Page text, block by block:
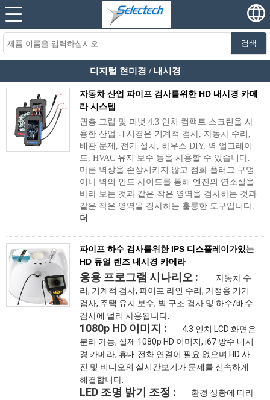
검색
디지털 현미경 / 내시경
자동차 산업 파이프 검사를위한 HD 내시경 카메
라 시스템
권총 그립 및 피벗 4.3 인치 컴팩트 스크린을 사
용한 산업 내시경은 기계적 검사, 자동차 수리,
배관 문제, 전기 설치, 하우스 DIY, 벽 업그레이
드, HVAC 유지 보수 등을 사용할 수 있습니다.
마른 벽상을 손상시키지 않고 점화 플러그 구멍
이나 벽의 인드 사이드를 통해 엔진의 연소실을
바라 보는 것과 같은 작은 영역을 검사하는 것과
같은 작은 영역을 검사하는 훌륭한 도구입니다.
더
파이프 하수 검사를위한 IPS 디스플레이가있는
HD 듀얼 렌즈 내시경 카메라
응용 프로그램 시나리오 :
자동차 수
리, 기계적 검사, 파이프 라인 수리, 가정용 기기
검사, 주택 유지 보수, 벽 구조 검사 및 하수/배수
검사에 널리 사용됩니다.
1080p HD 이미지 :
4.3 인치 LCD 화면은
분리 가능, 실제 1080p HD 이미지, i67 방수 내시
경 카메라, 휴대 전화 연결이 필요 없으며 HD 사
진 및 비디오의 실시간보기가 문제를 신속하게
해결합니다.
LED 조명 밝기 조정 :
환경 상황에 따라